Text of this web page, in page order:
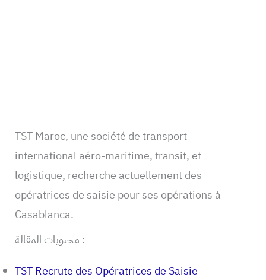
TST Maroc, une société de transport
international aéro-maritime, transit, et
logistique, recherche actuellement des
opératrices de saisie pour ses opérations à
Casablanca.
محتويات المقالة :
TST Recrute des Opératrices de Saisie